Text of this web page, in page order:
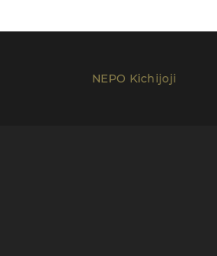
NEPO Kichijoji